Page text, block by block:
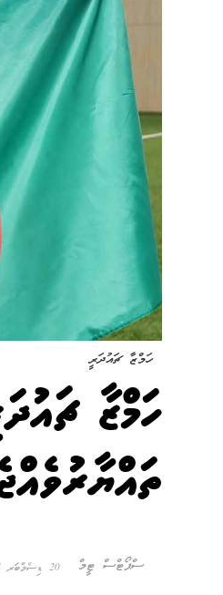
ހަމްޒާ ޗައުދަރީ
ހަމްޒާ
ސްޕޯޓްސް ޓީމް 20 ޑިސެމްބަރ 2024 - 02:03:05